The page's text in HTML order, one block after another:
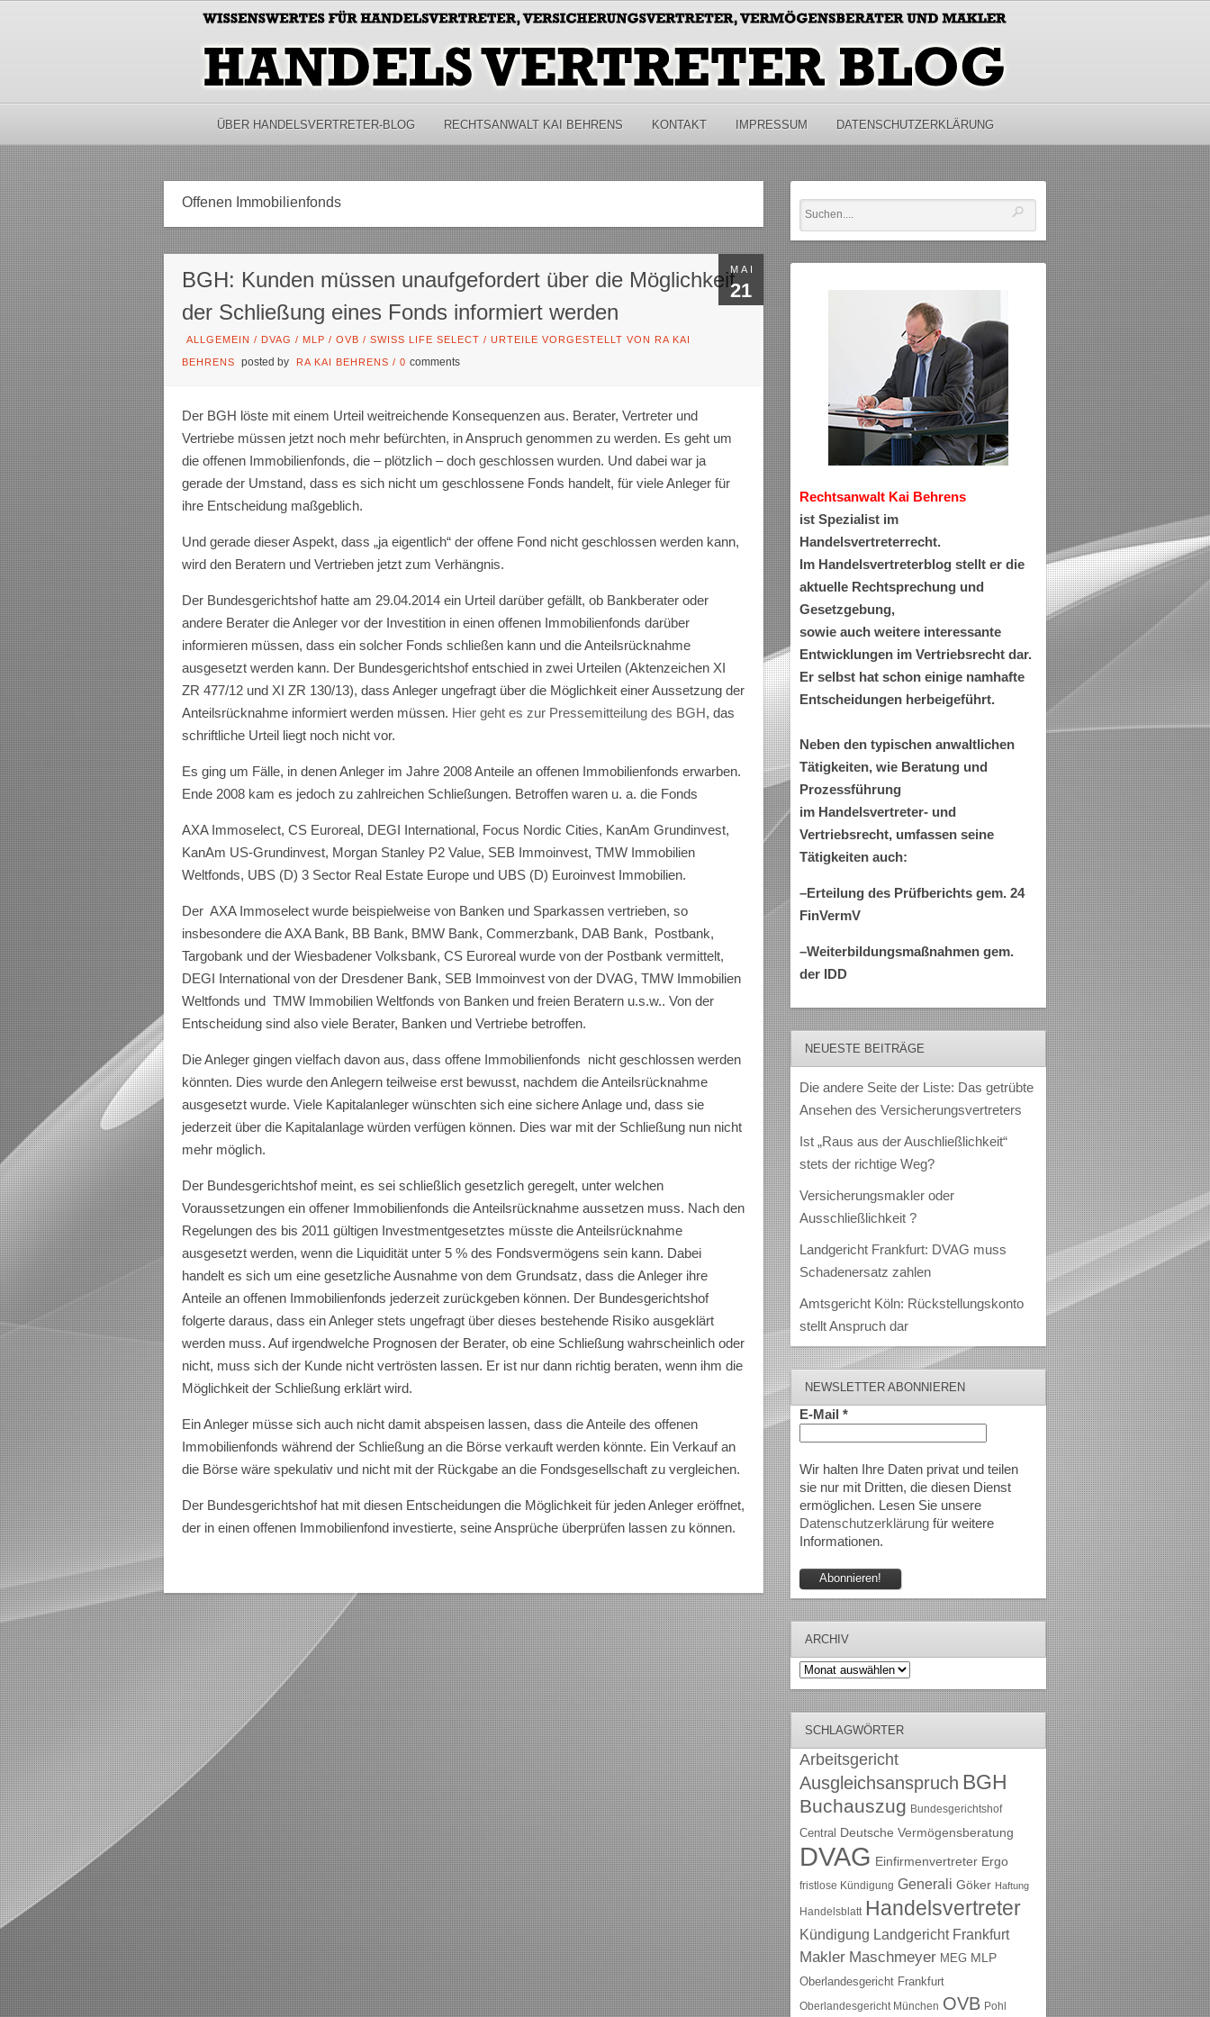
ÜBER HANDELSVERTRETER-BLOG RECHTSANWALT KAI BEHRENS KONTAKT IMPRESSUM DATENSCHUTZERKLÄRUNG
Offenen Immobilienfonds
MAI
21
BGH: Kunden müssen unaufgefordert über die Möglichkeit
der Schließung eines Fonds informiert werden
ALLGEMEIN / DVAG / MLP / OVB / SWISS LIFE SELECT / URTEILE VORGESTELLT VON RA KAI
BEHRENS posted by RA KAI BEHRENS / 0 comments
Der BGH löste mit einem Urteil weitreichende Konsequenzen aus. Berater, Vertreter und
Vertriebe müssen jetzt noch mehr befürchten, in Anspruch genommen zu werden. Es geht um
die offenen Immobilienfonds, die – plötzlich – doch geschlossen wurden. Und dabei war ja
gerade der Umstand, dass es sich nicht um geschlossene Fonds handelt, für viele Anleger für
ihre Entscheidung maßgeblich.
Und gerade dieser Aspekt, dass „ja eigentlich“ der offene Fond nicht geschlossen werden kann,
wird den Beratern und Vertrieben jetzt zum Verhängnis.
Der Bundesgerichtshof hatte am 29.04.2014 ein Urteil darüber gefällt, ob Bankberater oder
andere Berater die Anleger vor der Investition in einen offenen Immobilienfonds darüber
informieren müssen, dass ein solcher Fonds schließen kann und die Anteilsrücknahme
ausgesetzt werden kann. Der Bundesgerichtshof entschied in zwei Urteilen (Aktenzeichen XI
ZR 477/12 und XI ZR 130/13), dass Anleger ungefragt über die Möglichkeit einer Aussetzung der
Anteilsrücknahme informiert werden müssen. Hier geht es zur Pressemitteilung des BGH, das
schriftliche Urteil liegt noch nicht vor.
Es ging um Fälle, in denen Anleger im Jahre 2008 Anteile an offenen Immobilienfonds erwarben.
Ende 2008 kam es jedoch zu zahlreichen Schließungen. Betroffen waren u. a. die Fonds
AXA Immoselect, CS Euroreal, DEGI International, Focus Nordic Cities, KanAm Grundinvest,
KanAm US-Grundinvest, Morgan Stanley P2 Value, SEB Immoinvest, TMW Immobilien
Weltfonds, UBS (D) 3 Sector Real Estate Europe und UBS (D) Euroinvest Immobilien.
Der AXA Immoselect wurde beispielweise von Banken und Sparkassen vertrieben, so
insbesondere die AXA Bank, BB Bank, BMW Bank, Commerzbank, DAB Bank, Postbank,
Targobank und der Wiesbadener Volksbank, CS Euroreal wurde von der Postbank vermittelt,
DEGI International von der Dresdener Bank, SEB Immoinvest von der DVAG, TMW Immobilien
Weltfonds und TMW Immobilien Weltfonds von Banken und freien Beratern u.s.w.. Von der
Entscheidung sind also viele Berater, Banken und Vertriebe betroffen.
Die Anleger gingen vielfach davon aus, dass offene Immobilienfonds nicht geschlossen werden
könnten. Dies wurde den Anlegern teilweise erst bewusst, nachdem die Anteilsrücknahme
ausgesetzt wurde. Viele Kapitalanleger wünschten sich eine sichere Anlage und, dass sie
jederzeit über die Kapitalanlage würden verfügen können. Dies war mit der Schließung nun nicht
mehr möglich.
Der Bundesgerichtshof meint, es sei schließlich gesetzlich geregelt, unter welchen
Voraussetzungen ein offener Immobilienfonds die Anteilsrücknahme aussetzen muss. Nach den
Regelungen des bis 2011 gültigen Investmentgesetztes müsste die Anteilsrücknahme
ausgesetzt werden, wenn die Liquidität unter 5 % des Fondsvermögens sein kann. Dabei
handelt es sich um eine gesetzliche Ausnahme von dem Grundsatz, dass die Anleger ihre
Anteile an offenen Immobilienfonds jederzeit zurückgeben können. Der Bundesgerichtshof
folgerte daraus, dass ein Anleger stets ungefragt über dieses bestehende Risiko ausgeklärt
werden muss. Auf irgendwelche Prognosen der Berater, ob eine Schließung wahrscheinlich oder
nicht, muss sich der Kunde nicht vertrösten lassen. Er ist nur dann richtig beraten, wenn ihm die
Möglichkeit der Schließung erklärt wird.
Ein Anleger müsse sich auch nicht damit abspeisen lassen, dass die Anteile des offenen
Immobilienfonds während der Schließung an die Börse verkauft werden könnte. Ein Verkauf an
die Börse wäre spekulativ und nicht mit der Rückgabe an die Fondsgesellschaft zu vergleichen.
Der Bundesgerichtshof hat mit diesen Entscheidungen die Möglichkeit für jeden Anleger eröffnet,
der in einen offenen Immobilienfond investierte, seine Ansprüche überprüfen lassen zu können.
Rechtsanwalt Kai Behrens
ist Spezialist im
Handelsvertreterrecht.
Im Handelsvertreterblog stellt er die
aktuelle Rechtsprechung und
Gesetzgebung,
sowie auch weitere interessante
Entwicklungen im Vertriebsrecht dar.
Er selbst hat schon einige namhafte
Entscheidungen herbeigeführt.
Neben den typischen anwaltlichen
Tätigkeiten, wie Beratung und
Prozessführung
im Handelsvertreter- und
Vertriebsrecht, umfassen seine
Tätigkeiten auch:
–Erteilung des Prüfberichts gem. 24
FinVermV
–Weiterbildungsmaßnahmen gem.
der IDD
NEUESTE BEITRÄGE
Die andere Seite der Liste: Das getrübte
Ansehen des Versicherungsvertreters
Ist „Raus aus der Auschließlichkeit“
stets der richtige Weg?
Versicherungsmakler oder
Ausschließlichkeit ?
Landgericht Frankfurt: DVAG muss
Schadenersatz zahlen
Amtsgericht Köln: Rückstellungskonto
stellt Anspruch dar
NEWSLETTER ABONNIEREN
E-Mail *
Wir halten Ihre Daten privat und teilen
sie nur mit Dritten, die diesen Dienst
ermöglichen. Lesen Sie unsere
Datenschutzerklärungfür weitere
Informationen.
ARCHIV
Archiv
SCHLAGWÖRTER
Arbeitsgericht
Ausgleichsanspruch BGH
Buchauszug Bundesgerichtshof
Central Deutsche Vermögensberatung
DVAG Einfirmenvertreter Ergo
fristlose Kündigung Generali Göker Haftung
Handelsblatt Handelsvertreter
Kündigung Landgericht Frankfurt
Makler Maschmeyer MEG MLP
Oberlandesgericht Frankfurt
Oberlandesgericht München OVB Pohl